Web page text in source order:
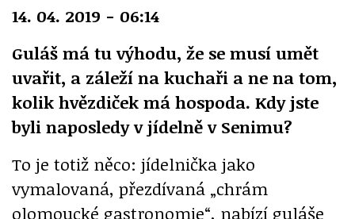
14. 04. 2019 - 06:14
Guláš má tu výhodu, že se musí umět
uvařit, a záleží na kuchaři a ne na tom,
kolik hvězdiček má hospoda. Kdy jste
byli naposledy v jídelně v Senimu?
To je totiž něco: jídelnička jako
vymalovaná, přezdívaná „chrám
olomoucké gastronomie“, nabízí guláše